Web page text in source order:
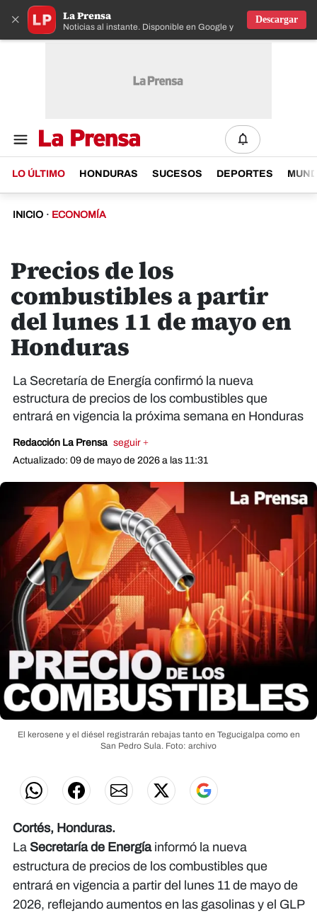
× La Prensa
Noticias al instante. Disponible en Google y IOS
Descargar
LO ÚLTIMO HONDURAS SUCESOS DEPORTES
INICIO · ECONOMÍA
Precios de los
combustibles a partir
del lunes 11 de mayo en
Honduras
La Secretaría de Energía confirmó la nueva
estructura de precios de los combustibles que
entrará en vigencia la próxima semana en Honduras
Redacción La Prensa seguir +
Actualizado: 09 de mayo de 2026 a las 11:31
El kerosene y el diésel registrarán rebajas tanto en Tegucigalpa como en
San Pedro Sula. Foto: archivo
Cortés, Honduras.
La Secretaría de Energía informó la nueva
estructura de precios de los combustibles que
entrará en vigencia a partir del lunes 11 de mayo de
2026, reflejando aumentos en las gasolinas y el GLP